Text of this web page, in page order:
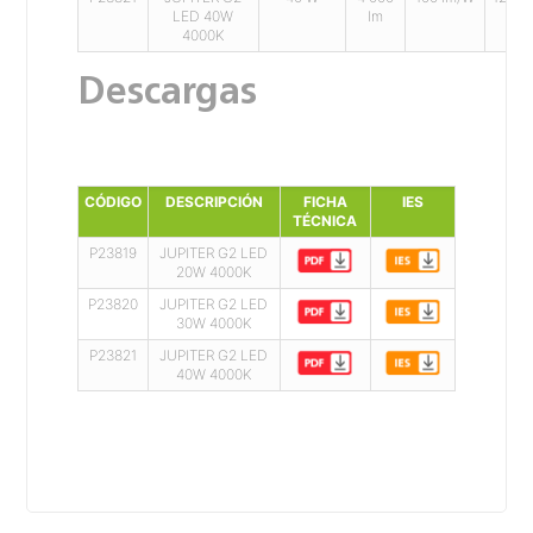
LED 40W
4000K
lm
Descargas
CÓDIGO DESCRIPCIÓN
FICHA
TÉCNICA
IES
P23819
JUPITER G2 LED
20W 4000K
P23820
JUPITER G2 LED
30W 4000K
P23821
JUPITER G2 LED
40W 4000K